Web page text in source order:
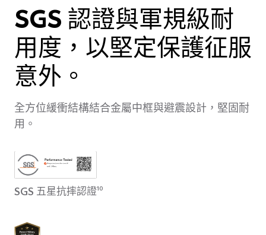
SGS 認證與軍規級耐
用度，以堅定保護征服
意外。
全方位緩衝結構結合金屬中框與避震設計，堅固耐
用。
SGS 五星抗摔認證10